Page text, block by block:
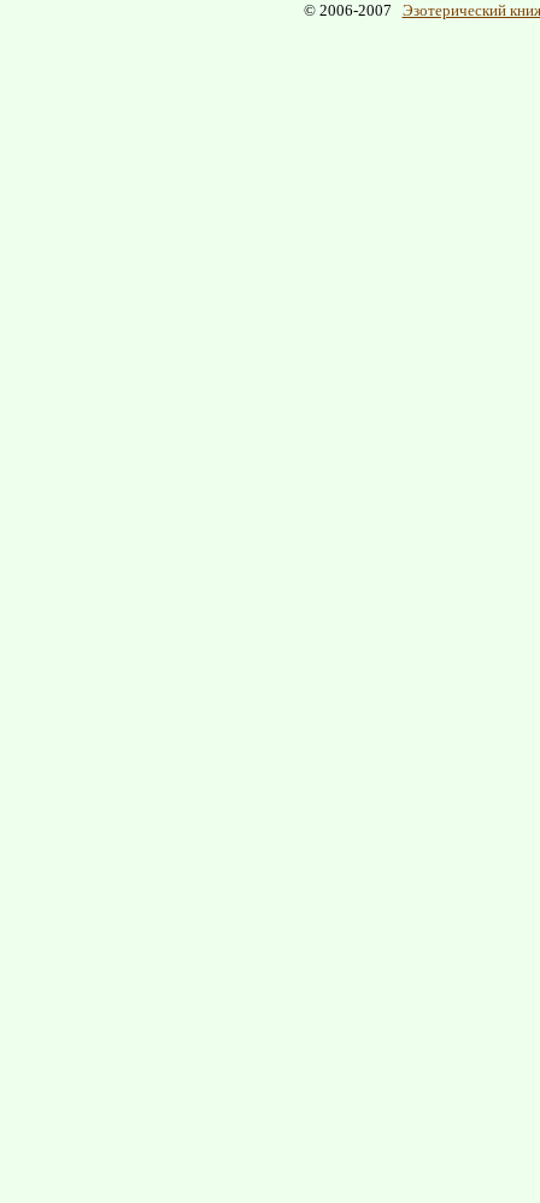
© 2006-2007 Эзотерический